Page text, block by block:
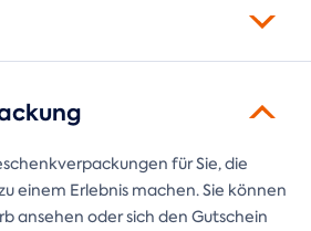
für Sie, die
einem Erlebnis machen. Sie können
ansehen oder sich den Gutschein